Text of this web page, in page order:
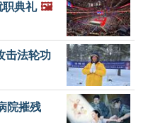
职典礼 🖼️
击法轮功
院摧残